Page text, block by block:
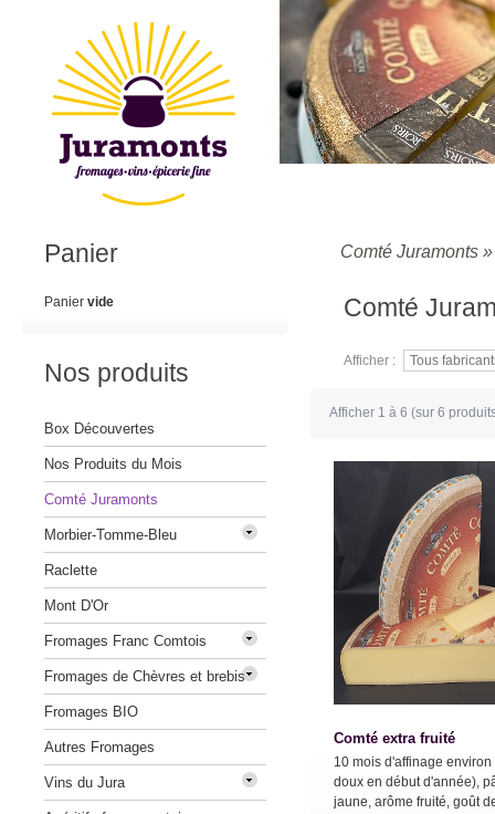
Comté Juramonts
Comté
Afficher :
Afficher 1 à 6 (sur 6
Comté extra fruité
10 mois d'affinage environ
doux en début d'année),
jaune, arôme fruité, goût
Panier
Panier vide
Nos produits
Box Découvertes
Nos Produits du Mois
Comté Juramonts
Morbier-Tomme-Bleu
Raclette
Mont D'Or
Fromages Franc Comtois
Fromages de Chèvres et brebis
Fromages BIO
Autres Fromages
Vins du Jura